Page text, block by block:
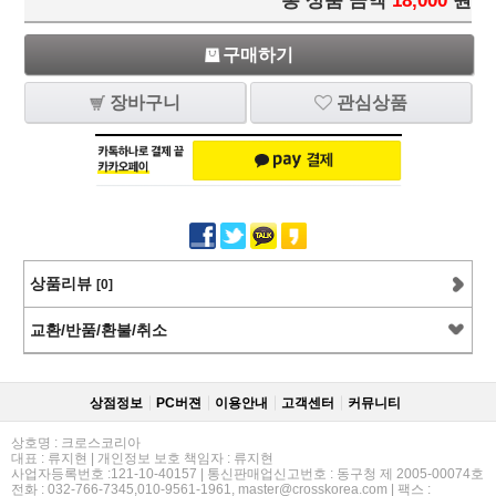
구매하기
장바구니 관심상품
상품리뷰 [0]
교환/반품/환불/취소
상점정보 PC버젼 이용안내 고객센터 커뮤니티
상호명 : 크로스코리아
대표 : 류지현 | 개인정보 보호 책임자 : 류지현
사업자등록번호 :121-10-40157 | 통신판매업신고번호 : 동구청 제 2005-00074호
전화 : 032-766-7345,010-9561-1961, master@crosskorea.com | 팩스 :